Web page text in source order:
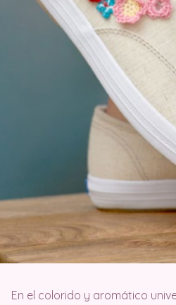
En el colorido y aromático